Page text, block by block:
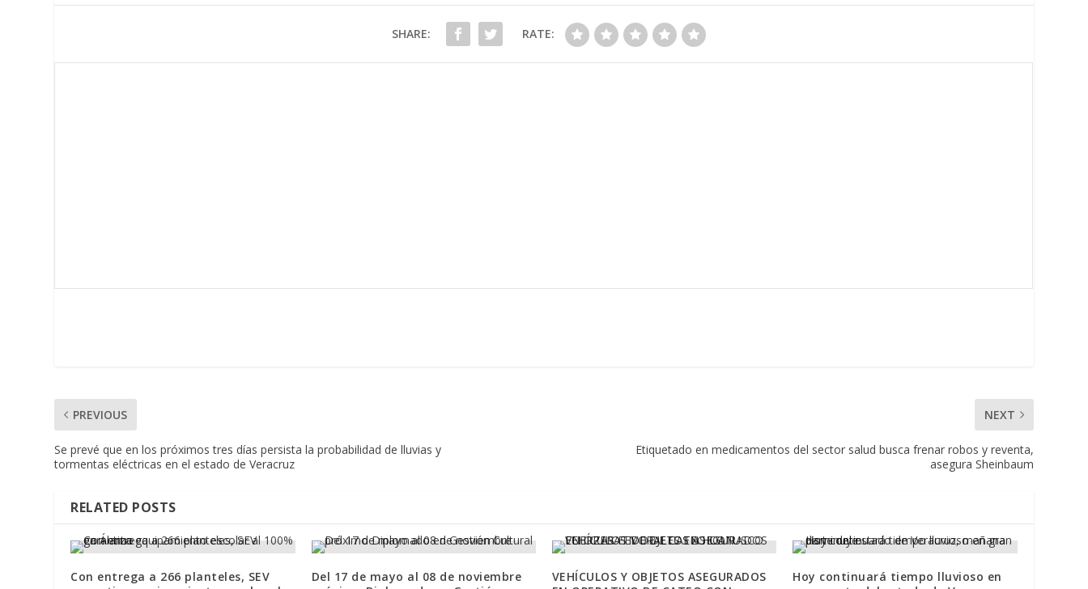
SHARE: RATE:
PREVIOUS
Se prevé que en los próximos tres días persista la probabilidad de lluvias y
tormentas eléctricas en el estado de Veracruz
NEXT
Etiquetado en medicamentos del sector salud busca frenar robos y reventa,
asegura Sheinbaum
RELATED POSTS
Con entrega a 266 planteles, SEV
Del 17 de mayo al 08 de noviembre
VEHÍCULOS Y OBJETOS ASEGURADOS
Hoy continuará tiempo lluvioso en